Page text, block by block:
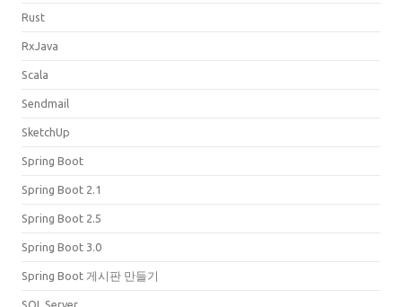
Rust
RxJava
Scala
Sendmail
SketchUp
Spring Boot
Spring Boot 2.1
Spring Boot 2.5
Spring Boot 3.0
Spring Boot 게시판 만들기
SQL Server